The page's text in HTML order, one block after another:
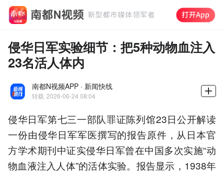
侵华日军实验细节：把5种动物血注入
23名活人体内
南都N视频APP · 新闻快线
转载 2026-06-24 08:04
侵华日军第七三一部队罪证陈列馆23日公开解读
一份由侵华日军军医撰写的报告原件，从日本官
方学术期刊中证实侵华日军曾在中国多次实施“动
物血液注入人体”的活体实验。报告显示，1938年